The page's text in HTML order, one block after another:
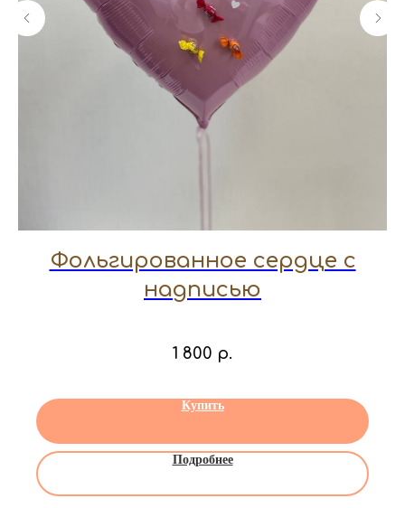
Фольгированное сердце с
надписью
1 800 р.
Купить
Подробнее